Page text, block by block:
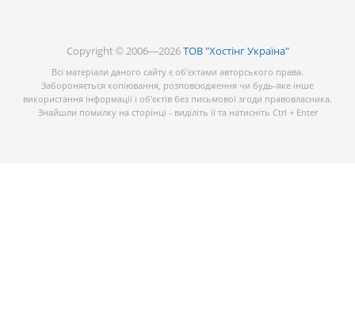
Copyright © 2006—2026ТОВ "Хостінг Україна"
Всі матеріали даного сайту є об’єктами авторського права.
Забороняється копіювання, розповсюдження чи будь-яке інше
використання інформації і об’єктів без письмової згоди правовласника.
Знайшли помилку на сторінці - виділіть її та натисніть Ctrl + Enter